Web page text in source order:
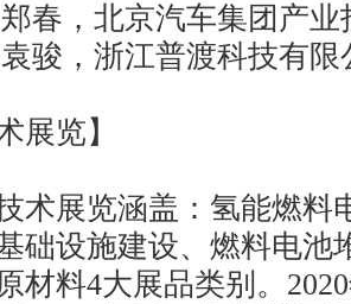
，北京汽车集团产业
，浙江普渡科技有限
展览】
术展览涵盖：氢能燃料
础设施建设、燃料电池
材料4大展品类别。